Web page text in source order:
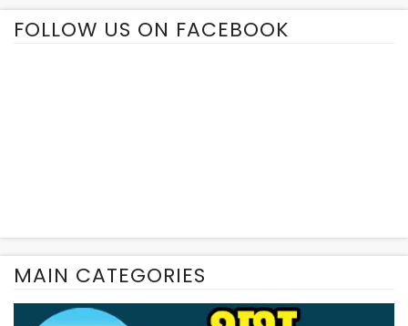
FOLLOW US ON FACEBOOK
MAIN CATEGORIES